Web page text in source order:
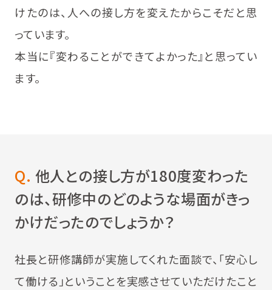
けたのは、人への接し方を変えたからこそだと思
っています。
本当に『変わることができてよかった』と思ってい
ます。
Q. 他人との接し方が180度変わった
のは、研修中のどのような場面がきっ
かけだったのでしょうか？
社長と研修講師が実施してくれた面談で、「安心し
て働ける」ということを実感させていただけたこと